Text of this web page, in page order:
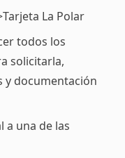
La Polar
todos los
solicitarla,
y documentación
a una de las